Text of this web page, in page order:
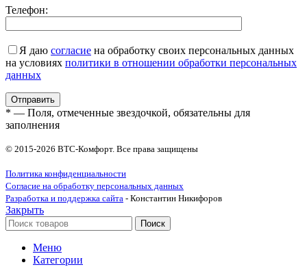
Телефон:
Я даю согласие на обработку своих персональных данных
на условиях политики в отношении обработки персональных
данных
* — Поля, отмеченные звездочкой, обязательны для
заполнения
© 2015-2026 ВТС-Комфорт. Все права защищены
Политика конфиденциальности
Согласие на обработку персональных данных
Разработка и поддержка сайта - Константин Никифоров
Закрыть
Поиск
Меню
Категории